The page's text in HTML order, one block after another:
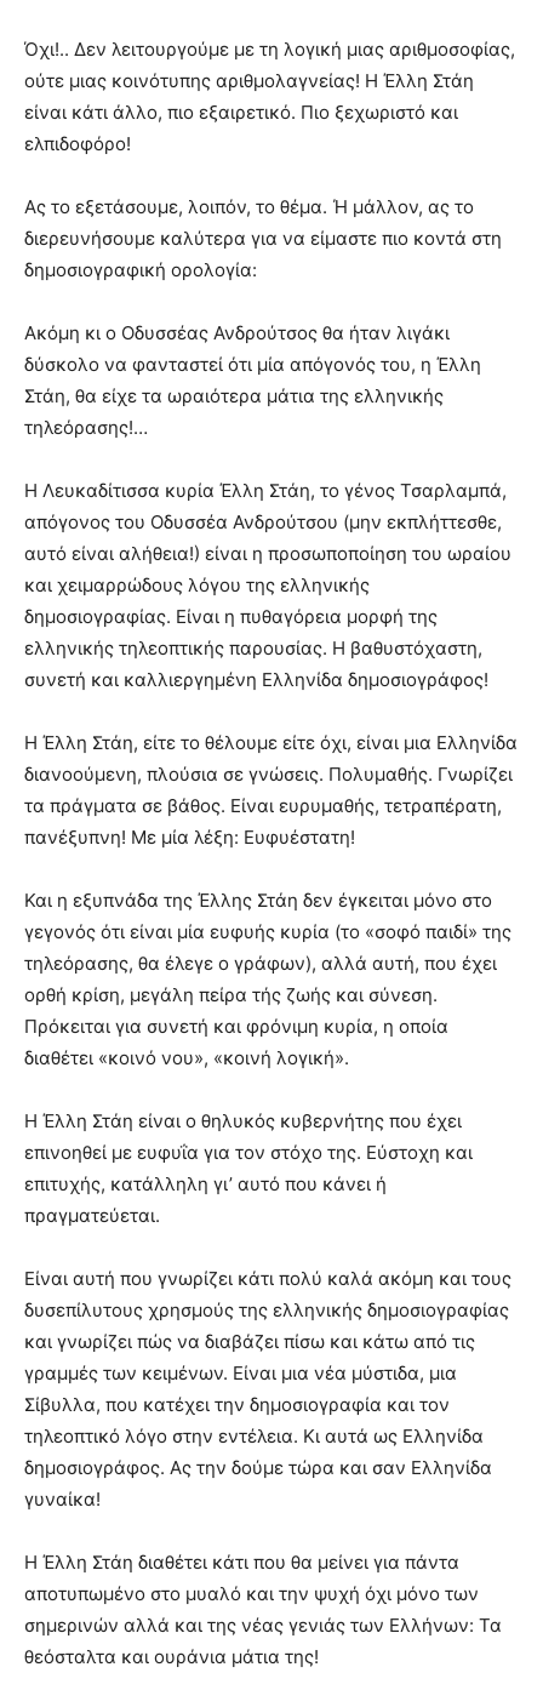
Όχι!.. Δεν λειτουργούμε με τη λογική μιας αριθμοσοφίας,
ούτε μιας κοινότυπης αριθμολαγνείας! Η Έλλη Στάη
είναι κάτι άλλο, πιο εξαιρετικό. Πιο ξεχωριστό και
ελπιδοφόρο!
Ας το εξετάσουμε, λοιπόν, το θέμα. Ή μάλλον, ας το
διερευνήσουμε καλύτερα για να είμαστε πιο κοντά στη
δημοσιογραφική ορολογία:
Ακόμη κι ο Οδυσσέας Ανδρούτσος θα ήταν λιγάκι
δύσκολο να φανταστεί ότι μία απόγονός του, η Έλλη
Στάη, θα είχε τα ωραιότερα μάτια της ελληνικής
τηλεόρασης!…
Η Λευκαδίτισσα κυρία Έλλη Στάη, το γένος Τσαρλαμπά,
απόγονος του Οδυσσέα Ανδρούτσου (μην εκπλήττεσθε,
αυτό είναι αλήθεια!) είναι η προσωποποίηση του ωραίου
και χειμαρρώδους λόγου της ελληνικής
δημοσιογραφίας. Είναι η πυθαγόρεια μορφή της
ελληνικής τηλεοπτικής παρουσίας. Η βαθυστόχαστη,
συνετή και καλλιεργημένη Ελληνίδα δημοσιογράφος!
Η Έλλη Στάη, είτε το θέλουμε είτε όχι, είναι μια Ελληνίδα
διανοούμενη, πλούσια σε γνώσεις. Πολυμαθής. Γνωρίζει
τα πράγματα σε βάθος. Είναι ευρυμαθής, τετραπέρατη,
πανέξυπνη! Με μία λέξη: Ευφυέστατη!
Και η εξυπνάδα της Έλλης Στάη δεν έγκειται μόνο στο
γεγονός ότι είναι μία ευφυής κυρία (το «σοφό παιδί» της
τηλεόρασης, θα έλεγε ο γράφων), αλλά αυτή, που έχει
ορθή κρίση, μεγάλη πείρα τής ζωής και σύνεση.
Πρόκειται για συνετή και φρόνιμη κυρία, η οποία
διαθέτει «κοινό νου», «κοινή λογική».
Η Έλλη Στάη είναι ο θηλυκός κυβερνήτης που έχει
επινοηθεί με ευφυΐα για τον στόχο της. Εύστοχη και
επιτυχής, κατάλληλη γι’ αυτό που κάνει ή
πραγματεύεται.
Είναι αυτή που γνωρίζει κάτι πολύ καλά ακόμη και τους
δυσεπίλυτους χρησμούς της ελληνικής δημοσιογραφίας
και γνωρίζει πώς να διαβάζει πίσω και κάτω από τις
γραμμές των κειμένων. Είναι μια νέα μύστιδα, μια
Σίβυλλα, που κατέχει την δημοσιογραφία και τον
τηλεοπτικό λόγο στην εντέλεια. Κι αυτά ως Ελληνίδα
δημοσιογράφος. Ας την δούμε τώρα και σαν Ελληνίδα
γυναίκα!
Η Έλλη Στάη διαθέτει κάτι που θα μείνει για πάντα
αποτυπωμένο στο μυαλό και την ψυχή όχι μόνο των
σημερινών αλλά και της νέας γενιάς των Ελλήνων: Τα
θεόσταλτα και ουράνια μάτια της!